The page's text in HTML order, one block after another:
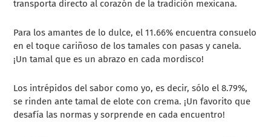
transporta directo al corazón de la tradición mexicana.
Para los amantes de lo dulce, el 11.66% encuentra consuelo
en el toque cariñoso de los tamales con pasas y canela.
¡Un tamal que es un abrazo en cada mordisco!
Los intrépidos del sabor como yo, es decir, sólo el 8.79%,
se rinden ante tamal de elote con crema. ¡Un favorito que
desafía las normas y sorprende en cada encuentro!